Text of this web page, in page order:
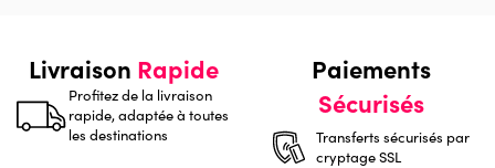
Livraison Rapide
Profitez de la livraison
rapide, adaptée à toutes
les destinations
Paiements
Sécurisés
Transferts sécurisés par
cryptage SSL